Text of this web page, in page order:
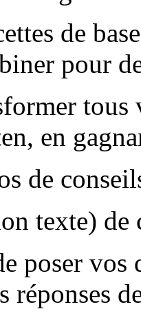
de
pour
tous
en
de
texte) de
poser vos
réponses